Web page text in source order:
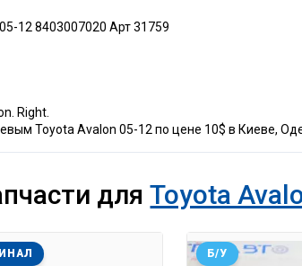
12 8403007020 Арт 31759
Right.
Toyota Avalon 05-12 по цене 10$ в Киеве,
дляToyota
Б/У